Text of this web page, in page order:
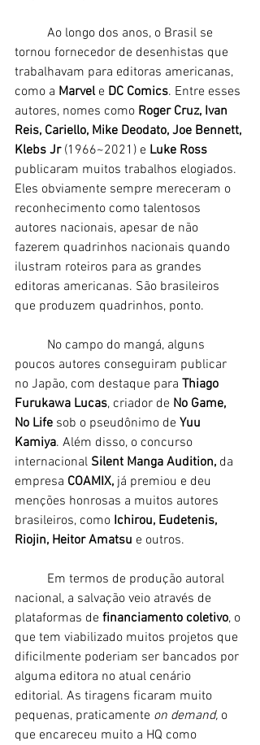
tornou fornecedor de desenhistas que
trabalhavam para editoras americanas,
como a Marvel e DC Comics. Entre esses
autores, nomes como Roger Cruz, Ivan
Reis, Cariello, Mike Deodato, Joe Bennett,
Klebs Jr (1966~2021) e Luke Ross
publicaram muitos trabalhos elogiados.
Eles obviamente sempre mereceram o
reconhecimento como talentosos
autores nacionais, apesar de não
fazerem quadrinhos nacionais quando
ilustram roteiros para as grandes
editoras americanas. São brasileiros
que produzem quadrinhos, ponto.
poucos autores conseguiram publicar
no Japão, com destaque para Thiago
Furukawa Lucas, criador de No Game,
No Life sob o pseudônimo de Yuu
Kamiya. Além disso, o concurso
internacional Silent Manga Audition, da
empresa COAMIX, já premiou e deu
menções honrosas a muitos autores
brasileiros, como Ichirou, Eudetenis,
Riojin, Heitor Amatsu e outros.
nacional, a salvação veio através de
plataformas de financiamento coletivo, o
que tem viabilizado muitos projetos que
dificilmente poderiam ser bancados por
alguma editora no atual cenário
editorial. As tiragens ficaram muito
pequenas, praticamente on demand, o
que encareceu muito a HQ como